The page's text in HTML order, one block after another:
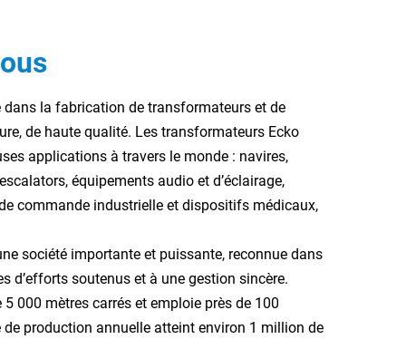
dans la fabrication de transformateurs et de
de haute qualité. Les transformateurs Ecko
applications à travers le monde : navires,
équipements audio et d’éclairage,
commande industrielle et dispositifs médicaux,
société importante et puissante, reconnue dans
d’efforts soutenus et à une gestion sincère.
5 000 mètres carrés et emploie près de 100
production annuelle atteint environ 1 million de